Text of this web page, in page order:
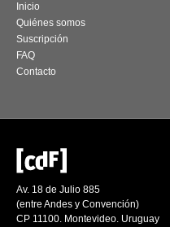
Inicio
Quiénes somos
Suscripción
FAQ
Contacto
Av. 18 de Julio 885
(entre Andes y Convención)
CP 11100. Montevideo. Uruguay